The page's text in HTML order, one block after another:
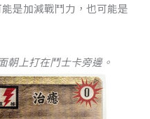
是加減戰鬥力，也可能是
朝上打在鬥士卡旁邊。